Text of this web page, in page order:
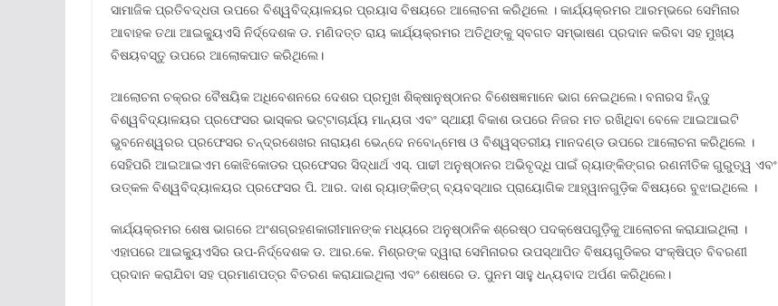
ସାମାଜିକ ପ୍ରତିବଦ୍ଧତା ଉପରେ ବିଶ୍ୱବିଦ୍ୟାଳୟର ପ୍ରୟାସ ବିଷୟରେ ଆଲୋଚନା କରିଥିଲେ । କାର୍ଯ୍ୟକ୍ରମର ଆରମ୍ଭରେ ସେମିନାର
ଆବାହକ ତଥା ଆଇକ୍ୟୁଏସି ନିର୍ଦ୍ଦେଶକ ଡ. ମଣିଦତ୍ତ ରାୟ କାର୍ଯ୍ୟକ୍ରମର ଅତିଥିଙ୍କୁ ସ୍ବଗତ ସମ୍ଭାଷଣ ପ୍ରଦାନ କରିବା ସହ ମୁଖ୍ୟ
ବିଷୟବସ୍ତୁ ଉପରେ ଆଲୋକପାତ କରିଥିଲେ।
ଆଲୋଚନା ଚକ୍ରର ବୈଷୟିକ ଅଧିବେଶନରେ ଦେଶର ପ୍ରମୁଖ ଶିକ୍ଷାନୁଷ୍ଠାନର ବିଶେଷଜ୍ଞମାନେ ଭାଗ ନେଇଥିଲେ। ବନାରସ ହିନ୍ଦୁ
ବିଶ୍ୱବିଦ୍ୟାଳୟର ପ୍ରଫେସର ଭାସ୍କର ଭଟ୍ଟାଚାର୍ଯ୍ୟ ମାନ୍ୟତା ଏବଂ ସ୍ଥାୟୀ ବିକାଶ ଉପରେ ନିଜର ମତ ରଖିଥିବା ବେଳେ ଆଇଆଇଟି
ଭୁବନେଶ୍ୱରର ପ୍ରଫେସର ଚନ୍ଦ୍ରଶେଖର ନାରାୟଣ ଭେନ୍ଦେ ନବୋନ୍ମେଷ ଓ ବିଶ୍ୱସ୍ତରୀୟ ମାନଦଣ୍ଡ ଉପରେ ଆଲୋଚନା କରିଥିଲେ ।
ସେହିପରି ଆଇଆଇଏମ କୋଝିକୋଡର ପ୍ରଫେସର ସିଦ୍ଧାର୍ଥ ଏସ୍‌. ପାଢୀ ଅନୁଷ୍ଠାନର ଅଭିବୃଦ୍ଧି ପାଇଁ ର‍୍ୟାଙ୍କିଙ୍ଗର ରଣନୀତିକ ଗୁରୁତ୍ୱ ଏବଂ
ଉତ୍କଳ ବିଶ୍ୱବିଦ୍ୟାଳୟର ପ୍ରଫେସର ପି. ଆର. ଦାଶ ର‍୍ୟାଙ୍କିଙ୍ଗ୍ ବ୍ୟବସ୍ଥାର ପ୍ରାୟୋଗିକ ଆହ୍ୱାନଗୁଡ଼ିକ ବିଷୟରେ ବୁଝାଇଥିଲେ ।
କାର୍ଯ୍ୟକ୍ରମର ଶେଷ ଭାଗରେ ଅଂଶଗ୍ରହଣକାରୀମାନଙ୍କ ମଧ୍ୟରେ ଅନୁଷ୍ଠାନିକ ଶ୍ରେଷ୍ଠ ପଦକ୍ଷେପଗୁଡ଼ିକୁ ଆଲୋଚନା କରାଯାଇଥିଲା ।
ଏହାପରେ ଆଇକ୍ୟୁଏସିର ଉପ-ନିର୍ଦ୍ଦେଶକ ଡ. ଆର.କେ. ମିଶ୍ରଙ୍କ ଦ୍ୱାରା ସେମିନାରର ଉପସ୍ଥାପିତ ବିଷୟଗୁଡିକର ସଂକ୍ଷିପ୍ତ ବିବରଣୀ
ପ୍ରଦାନ କରାଯିବା ସହ ପ୍ରମାଣପତ୍ର ବିତରଣ କରାଯାଇଥିଲା ଏବଂ ଶେଷରେ ଡ. ପୁନମ ସାହୁ ଧନ୍ୟବାଦ ଅର୍ପଣ କରିଥିଲେ।